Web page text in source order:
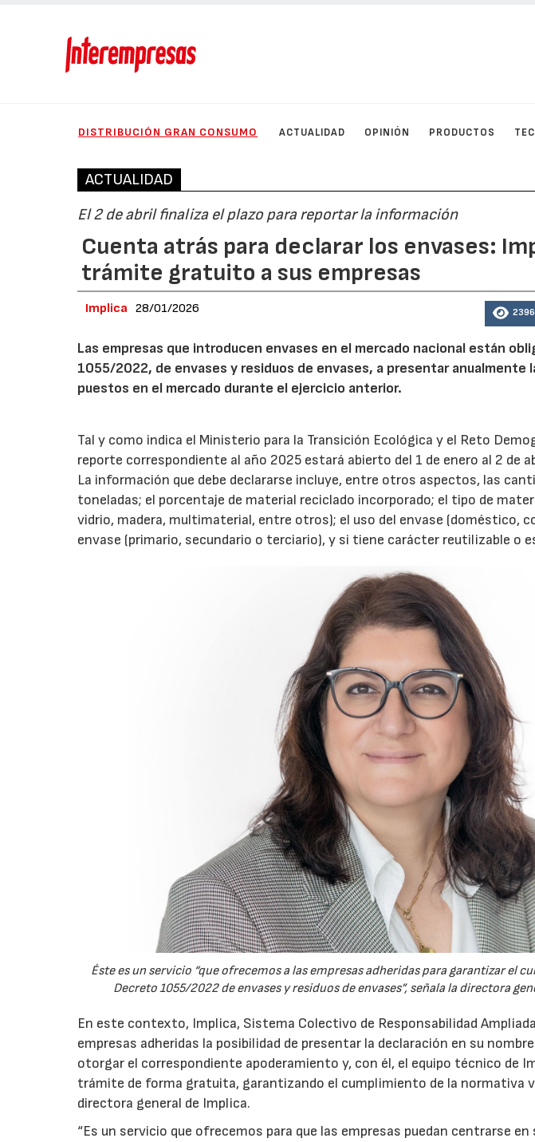
DISTRIBUCIÓN GRAN CONSUMO ACTUALIDAD OPINIÓN PRODUCTOS
ACTUALIDAD
El 2 de abril finaliza el plazo para reportar la información
Cuenta atrás para declarar los envases:
trámite gratuito a sus empresas
Implica 28/01/2026
Las empresas que introducen envases en el mercado nacional están
1055/2022, de envases y residuos de envases, a presentar anualmente
puestos en el mercado durante el ejercicio anterior.
Tal y como indica el Ministerio para la Transición Ecológica y el Reto
reporte correspondiente al año 2025 estará abierto del 1 de enero al 2 de
La información que debe declararse incluye, entre otros aspectos, las
toneladas; el porcentaje de material reciclado incorporado; el tipo de
vidrio, madera, multimaterial, entre otros); el uso del envase (doméstico,
envase (primario, secundario o terciario), y si tiene carácter reutilizable o
Éste es un servicio “que ofrecemos a las empresas adheridas para garantizar el
Decreto 1055/2022 de envases y residuos de envases”, señala la directora
En este contexto, Implica, Sistema Colectivo de Responsabilidad
empresas adheridas la posibilidad de presentar la declaración en su
otorgar el correspondiente apoderamiento y, con él, el equipo técnico de
trámite de forma gratuita, garantizando el cumplimiento de la normativa
directora general de Implica.
“Es un servicio que ofrecemos para que las empresas puedan centrarse